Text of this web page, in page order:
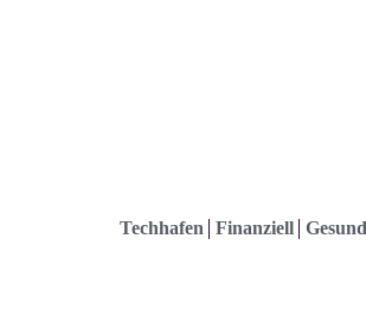
Techhafen Finanziell